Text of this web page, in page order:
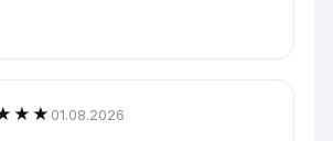
01.08.2026